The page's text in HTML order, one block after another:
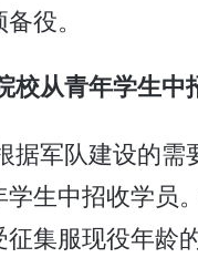
役。
校从青年学生中
据军队建设的需
生中招收学员
集服现役年龄的